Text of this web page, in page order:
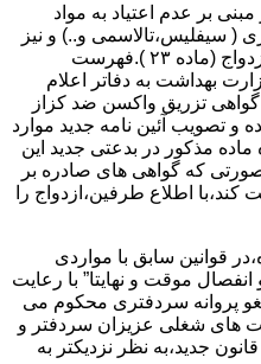
بر عدم اعتیاد به مواد
( سیفلیس،تالاسمی و..) و نیز
واکسیناسیون زوجین،قبل از ثبت ازدواج (ماده ۲۳ ).فهرست
بهداشت به دفاتر اعلام
تزریق واکسن ضد کزاز
و تصویب آئین نامه جدید موارد
مذکور در بدعتی جدید این
صورتی که گواهی های صادره بر
کند،با اطلاع طرفین،ازدواج را
قوانین سابق با مواردی
موقت و نهایتا” با رعایت
پروانه سردفتری محکوم می
های شغلی عزیزان سردفتر و
جدید،به نظر نزدیکتر به